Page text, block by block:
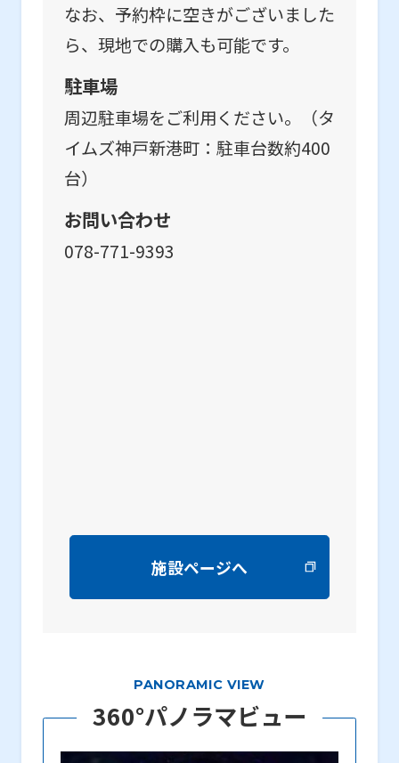
なお、予約枠に空きがございました
ら、現地での購入も可能です。
駐車場
周辺駐車場をご利用ください。（タ
イムズ神戸新港町：駐車台数約400
台）
お問い合わせ
078-771-9393
施設ページへ
PANORAMIC VIEW
360°パノラマビュー